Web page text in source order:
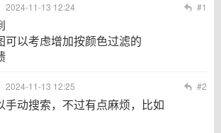
2024-11-13 12:24 #1
可以考虑增加按颜色过滤的
2024-11-13 12:25 #2
手动搜索，不过有点麻烦，比如